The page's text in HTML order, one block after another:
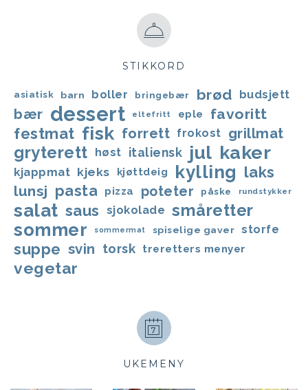
STIKKORD
asiatisk barn boller bringebær brød budsjett
bær dessert eltefritt eple favoritt
festmat fisk forrett frokost grillmat
gryterett høst italiensk jul kaker
kjappmat kjeks kjøttdeig kylling laks
lunsj pasta pizza poteter påske rundstykker
salat saus sjokolade småretter
sommer sommermat spiselige gaver storfe
suppe svin torsk treretters menyer
vegetar
UKEMENY